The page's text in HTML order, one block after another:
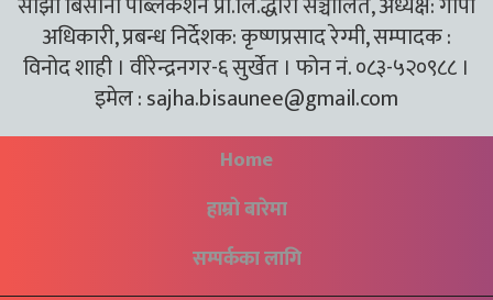
अधिकारी, प्रबन्ध निर्देशक: कृष्णप्रसाद रेग्मी, सम्पादक :
विनोद शाही । वीरेन्द्रनगर-६ सुर्खेत । फोन नं. ०८३-५२०९८८ ।
इमेल :sajha.bisaunee@gmail.com
Home
हाम्रो बारेमा
सम्पर्कका लागि